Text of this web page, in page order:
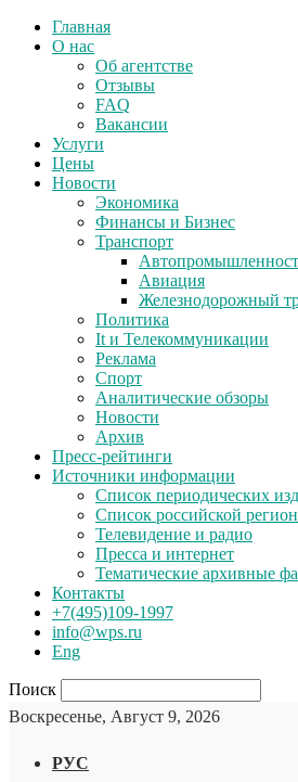
Главная
О нас
Об агентстве
Отзывы
FAQ
Вакансии
Услуги
Цены
Новости
Экономика
Финансы и Бизнес
Транспорт
Авиация
Железнодорожный
Политика
It и Телекоммуникации
Реклама
Спорт
Аналитические обзоры
Новости
Архив
Пресс-рейтинги
Источники информации
Список периодических
Список российской
Телевидение и радио
Пресса и интернет
Тематические архивные
Контакты
+7(495)109-1997
info@wps.ru
Eng
Поиск
Воскресенье, Август 9, 2026
РУС